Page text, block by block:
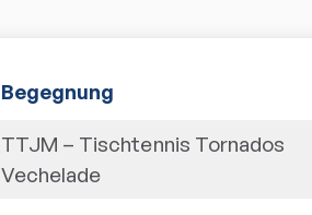
Begegnung
TTJM – Tischtennis Tornados
Vechelade